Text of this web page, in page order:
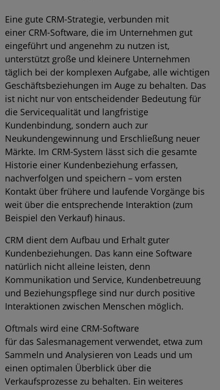
Eine gute CRM-Strategie, verbunden mit
einer CRM-Software, die im Unternehmen gut
eingeführt und angenehm zu nutzen ist,
unterstützt große und kleinere Unternehmen
täglich bei der komplexen Aufgabe, alle wichtigen
Geschäftsbeziehungen im Auge zu behalten. Das
ist nicht nur von entscheidender Bedeutung für
die Servicequalität und langfristige
Kundenbindung, sondern auch zur
Neukundengewinnung und Erschließung neuer
Märkte. Im CRM-System lässt sich die gesamte
Historie einer Kundenbeziehung erfassen,
nachverfolgen und speichern – vom ersten
Kontakt über frühere und laufende Vorgänge bis
weit über die entsprechende Interaktion (zum
Beispiel den Verkauf) hinaus.
CRM dient dem Aufbau und Erhalt guter
Kundenbeziehungen. Das kann eine Software
natürlich nicht alleine leisten, denn
Kommunikation und Service, Kundenbetreuung
und Beziehungspflege sind nur durch positive
Interaktionen zwischen Menschen möglich.
Oftmals wird eine CRM-Software
für das Salesmanagement verwendet, etwa zum
Sammeln und Analysieren von Leads und um
einen optimalen Überblick über die
Verkaufsprozesse zu behalten. Ein weiteres